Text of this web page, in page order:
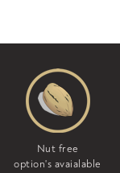
Nut free
option's avaialable